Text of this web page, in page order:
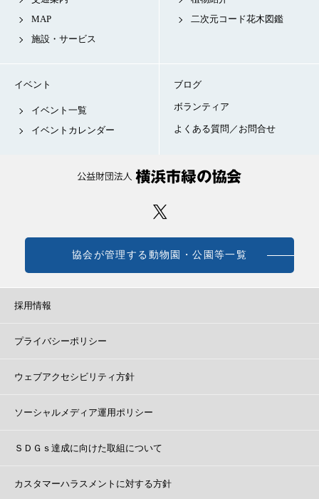
MAP
施設・サービス
二次元コード花木図鑑
イベント
イベント一覧
イベントカレンダー
ブログ
ボランティア
よくある質問／お問合せ
協会が管理する動物園・公園等一覧
採用情報
プライバシーポリシー
ウェブアクセシビリティ方針
ソーシャルメディア運用ポリシー
ＳＤＧｓ達成に向けた取組について
カスタマーハラスメントに対する方針